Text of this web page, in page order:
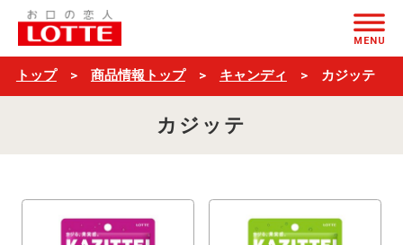
$ブ
ラ
ン
ド
＋
MENU
トップ 商品情報トップ キャンディ カジッテ
カジッテ